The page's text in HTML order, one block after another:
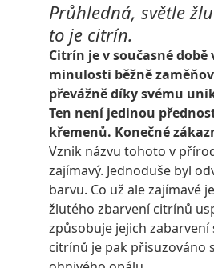
Průhledná, světle
to je citrín.
Citrín je v současné
minulosti běžně
převážně díky svému
Ten není jedinou
křemenů. Konečné
Vznik názvu tohoto v
zajímavý. Jednoduše byl
barvu. Co už ale zajímavé
žlutého zbarvení citrínů
způsobuje jejich
citrínů je pak přisuzováno